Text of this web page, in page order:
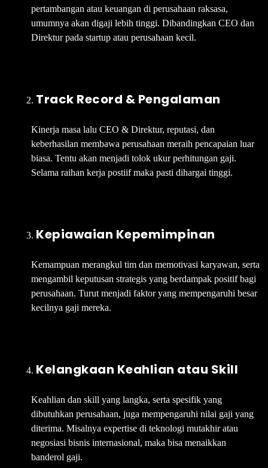
pertambangan atau keuangan di perusahaan raksasa,
umumnya akan digaji lebih tinggi. Dibandingkan CEO dan
Direktur pada startup atau perusahaan kecil.
Track Record & Pengalaman
Kinerja masa lalu CEO & Direktur, reputasi, dan
keberhasilan membawa perusahaan meraih pencapaian luar
biasa. Tentu akan menjadi tolok ukur perhitungan gaji.
Selama raihan kerja postiif maka pasti dihargai tinggi.
Kepiawaian Kepemimpinan
Kemampuan merangkul tim dan memotivasi karyawan, serta
mengambil keputusan strategis yang berdampak positif bagi
perusahaan. Turut menjadi faktor yang mempengaruhi besar
kecilnya gaji mereka.
Kelangkaan Keahlian atau Skill
Keahlian dan skill yang langka, serta spesifik yang
dibutuhkan perusahaan, juga mempengaruhi nilai gaji yang
diterima. Misalnya expertise di teknologi mutakhir atau
negosiasi bisnis internasional, maka bisa menaikkan
banderol gaji.